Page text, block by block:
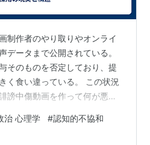
制作者のやり取りやオンライ
データまで公開されている。
そのものを否定しており、提
く食い違っている。 この状況
謗中傷動画を作って何が悪い
きる構造的な反応である。 認
治家に不利な証拠が出ると、
治 心理学 #認知的不協和